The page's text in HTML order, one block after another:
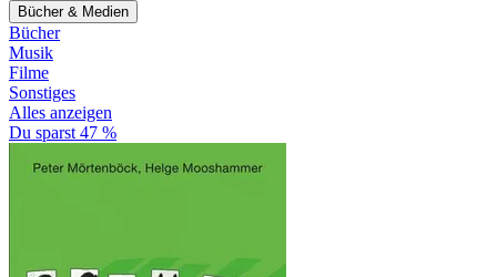
Bücher & Medien
Bücher
Musik
Filme
Sonstiges
Alles anzeigen
Du sparst 47 %